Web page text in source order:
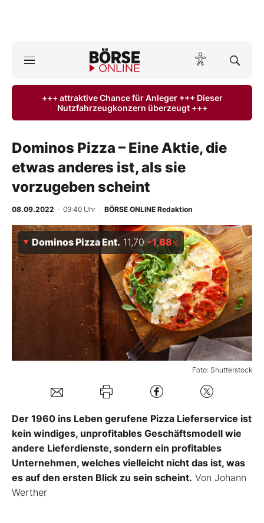
ktuelle Ausgabe BÖRSE ONLINE lesen
Anlageprodukte
Finanz-Check
Abo & Shop
BO-Musterdepots
Experten
Mein B:O
Mein Konto
+++ attraktive Chance für Anleger +++ Dieser
Nutzfahrzeugkonzern überzeugt +++
Dominos Pizza – Eine Aktie, die
etwas anderes ist, als sie
vorzugeben scheint
08.09.2022 · 09:40 Uhr · BÖRSE ONLINE Redaktion
Foto: Shutterstock
Dominos Pizza Ent. 11,70 -1,68%
Der 1960 ins Leben gerufene Pizza Lieferservice ist
kein windiges, unprofitables Geschäftsmodell wie
andere Lieferdienste, sondern ein profitables
Unternehmen, welches vielleicht nicht das ist, was
es auf den ersten Blick zu sein scheint. Von Johann
Werther